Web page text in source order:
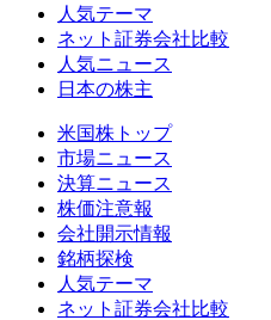
人気テーマ
ネット証券会社比較
人気ニュース
日本の株主
米国株トップ
市場ニュース
決算ニュース
株価注意報
会社開示情報
銘柄探検
人気テーマ
ネット証券会社比較